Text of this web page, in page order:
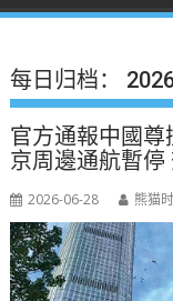
t
每日归档：
官方通報中國尊
京周邊通航暫
2026-06-28 熊猫